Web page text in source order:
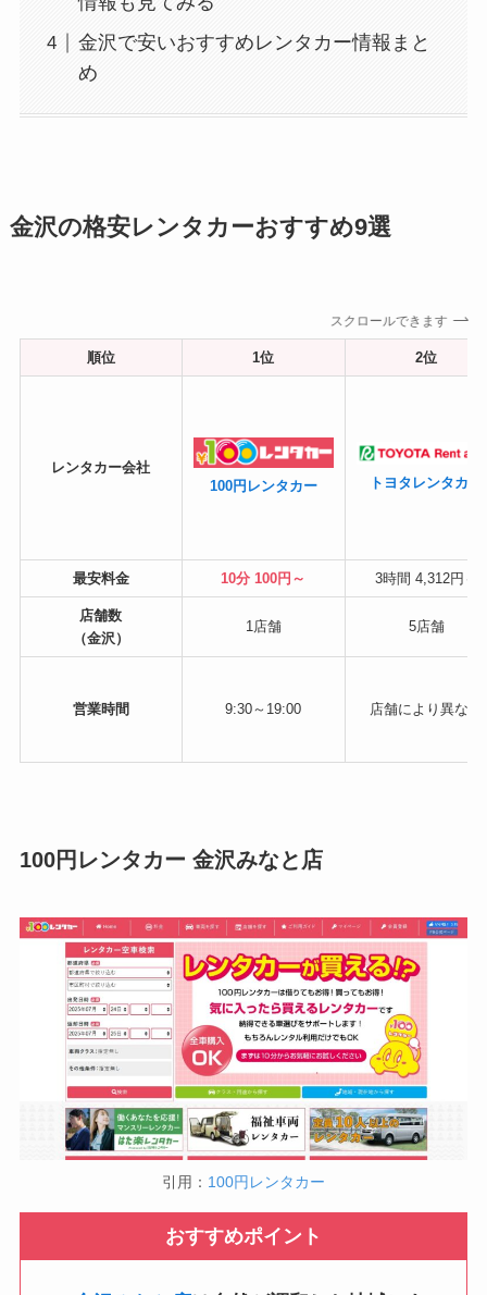
金沢で安いおすすめレンタカー情報まと
め
金沢の格安レンタカーおすすめ9選
スクロールできます
順位 1位 2位
レンタカー会社
100円レンタカー
トヨタレンタカー
最安料金 10分 100円～ 3時間 4,312円～
店舗数
（金沢）
1店舗 5店舗
営業時間 9:30～19:00 店舗により異なる
100円レンタカー 金沢みなと店
引用： 100円レンタカー
おすすめポイント